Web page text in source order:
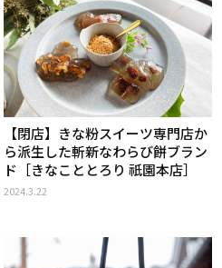
【閉店】きな粉スイーツ専門店か
ら派生した斬新なわらび餅ブラン
ド［きなこととろり 祇園本店］
2024.3.22